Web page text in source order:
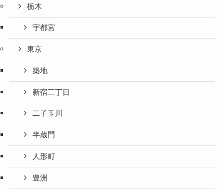
栃木
宇都宮
東京
築地
新宿三丁目
二子玉川
半蔵門
人形町
豊洲